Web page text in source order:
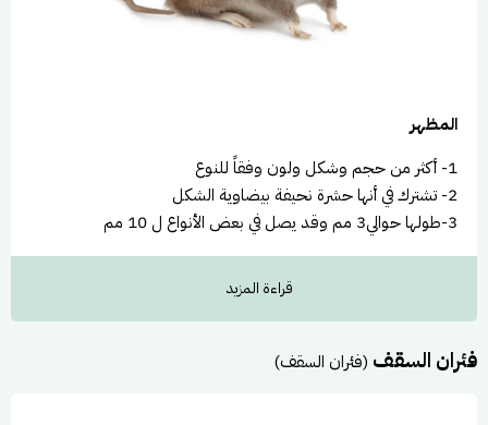
المظهر
1- أكثر من حجم وشكل ولون وفقاً للنوع
2- تشترك في أنها حشرة نحيفة بيضاوية الشكل
3-طولها حوالي3 مم وقد يصل في بعض الأنواع ل 10 مم
قراءة المزيد
فئران السقف (فئران السقف)